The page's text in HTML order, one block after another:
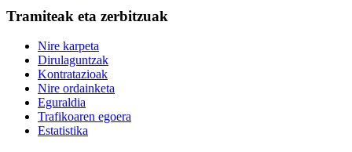
Tramiteak eta zerbitzuak
Nire karpeta
Dirulaguntzak
Kontratazioak
Nire ordainketa
Eguraldia
Trafikoaren egoera
Estatistika